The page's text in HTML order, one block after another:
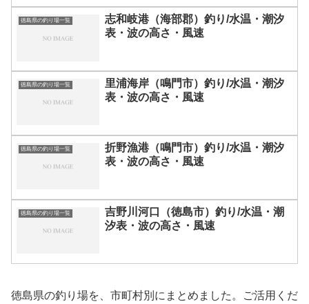
徳島県の釣り場一覧
志和岐港（海部郡）釣り/水温・潮汐
表・波の高さ・風速
徳島県の釣り場一覧
里浦海岸（鳴門市）釣り/水温・潮汐
表・波の高さ・風速
徳島県の釣り場一覧
折野漁港（鳴門市）釣り/水温・潮汐
表・波の高さ・風速
徳島県の釣り場一覧
吉野川河口（徳島市）釣り/水温・潮
汐表・波の高さ・風速
徳島県の釣り場を、市町村別にまとめました。ご活用くだ